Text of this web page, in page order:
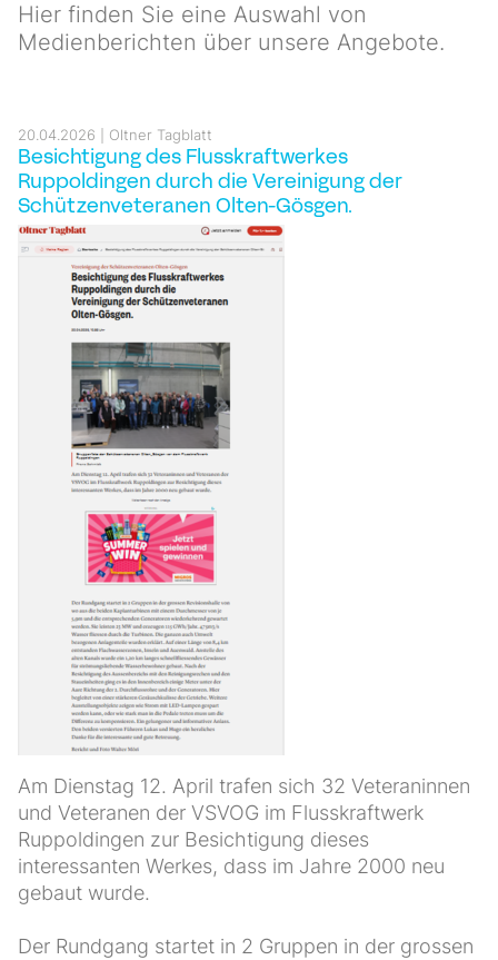
Hier finden Sie eine Auswahl von
Medienberichten über unsere Angebote.
20.04.2026 Oltner Tagblatt
Besichtigung des Flusskraftwerkes
Ruppoldingen durch die Vereinigung der
Schützenveteranen Olten-Gösgen.
Am Dienstag 12. April trafen sich 32 Veteraninnen
und Veteranen der VSVOG im Flusskraftwerk
Ruppoldingen zur Besichtigung dieses
interessanten Werkes, dass im Jahre 2000 neu
gebaut wurde.
Der Rundgang startet in 2 Gruppen in der grossen